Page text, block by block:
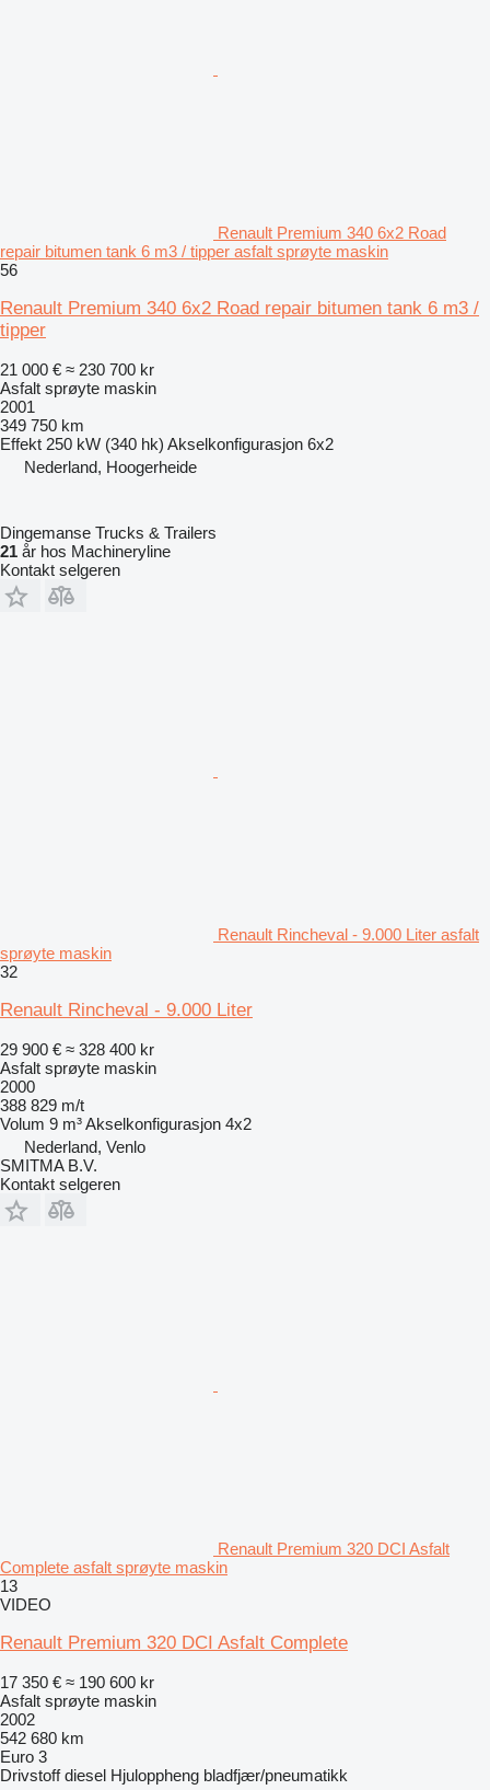
Renault Premium 340 6x2 Road
repair bitumen tank 6 m3 / tipper asfalt sprøyte maskin
56
Renault Premium 340 6x2 Road repair bitumen tank 6 m3 /
tipper
21 000 € ≈ 230 700 kr
Asfalt sprøyte maskin
2001
349 750 km
Effekt 250 kW (340 hk) Akselkonfigurasjon 6x2
Nederland, Hoogerheide
Dingemanse Trucks & Trailers
21 år hos Machineryline
Kontakt selgeren
Renault Rincheval - 9.000 Liter asfalt
sprøyte maskin
32
Renault Rincheval - 9.000 Liter
29 900 € ≈ 328 400 kr
Asfalt sprøyte maskin
2000
388 829 m/t
Volum 9 m³Akselkonfigurasjon 4x2
Nederland, Venlo
SMITMA B.V.
Kontakt selgeren
Renault Premium 320 DCI Asfalt
Complete asfalt sprøyte maskin
13
VIDEO
Renault Premium 320 DCI Asfalt Complete
17 350 € ≈ 190 600 kr
Asfalt sprøyte maskin
2002
542 680 km
Euro 3
Drivstoff diesel Hjuloppheng bladfjær/pneumatikk